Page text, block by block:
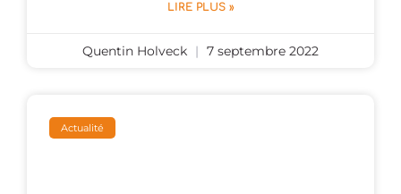
LIRE PLUS »
Quentin Holveck 7 septembre 2022
Actualité